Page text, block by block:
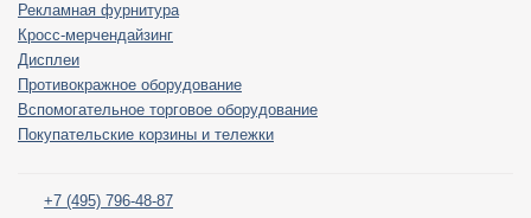
Рекламная фурнитура
Кросс-мерчендайзинг
Дисплеи
Противокражное оборудование
Вспомогательное торговое оборудование
Покупательские корзины и тележки
+7 (495) 796-48-87